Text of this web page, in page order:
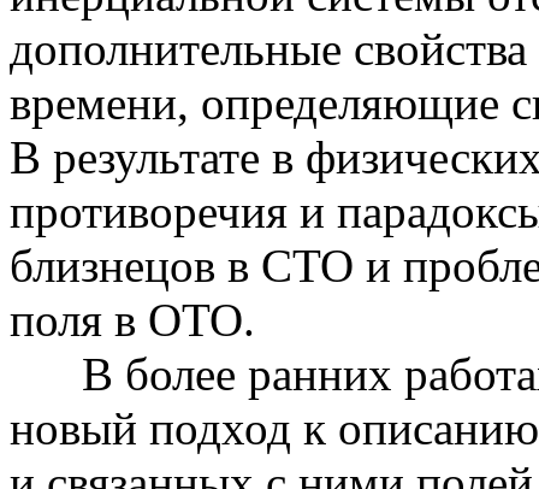
дополнительные
времени, определяющие
В результате в
противоречия и
близнецов в СТО и
поля в ОТО.
В более ранних
новый подход к описанию